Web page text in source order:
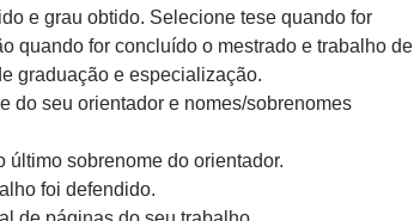
e grau obtido. Selecione tese quando for
quando for concluído o mestrado e trabalho de
graduação e especialização.
do seu orientador e nomes/sobrenomes
último sobrenome do orientador.
foi defendido.